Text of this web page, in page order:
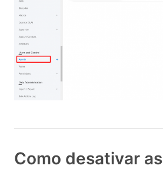
Como desativar as